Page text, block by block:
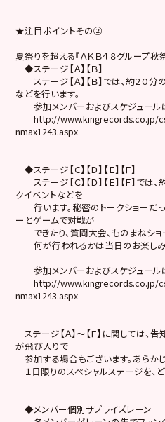
★注目ポイントその②
夏祭りを超える『ＡＫＢ４８グループ秋
◆ステージ【Ａ】【Ｂ】
ステージ【Ａ】【Ｂ】では、約２０
などを行います。
参加メンバーおよびスケジュールは
http://www.kingrecords.co.jp/
nmax1243.aspx
◆ステージ【Ｃ】【Ｄ】【Ｅ】【Ｆ】
ステージ【Ｃ】【Ｄ】【Ｅ】【Ｆ】では
クイベントなどを
行います。秘密のトークショーだっ
ーとゲームで対戦が
できたり、質問大会、ものまねショ
何が行われるかは当日のお楽しみ
参加メンバーおよびスケジュール
http://www.kingrecords.co.jp/
nmax1243.aspx
ステージ【Ａ】〜【Ｆ】に関しては、
が飛び入りで
参加する場合もございます。あらか
１日限りのスペシャルステージを、
◆メンバー個別サプライズレーン